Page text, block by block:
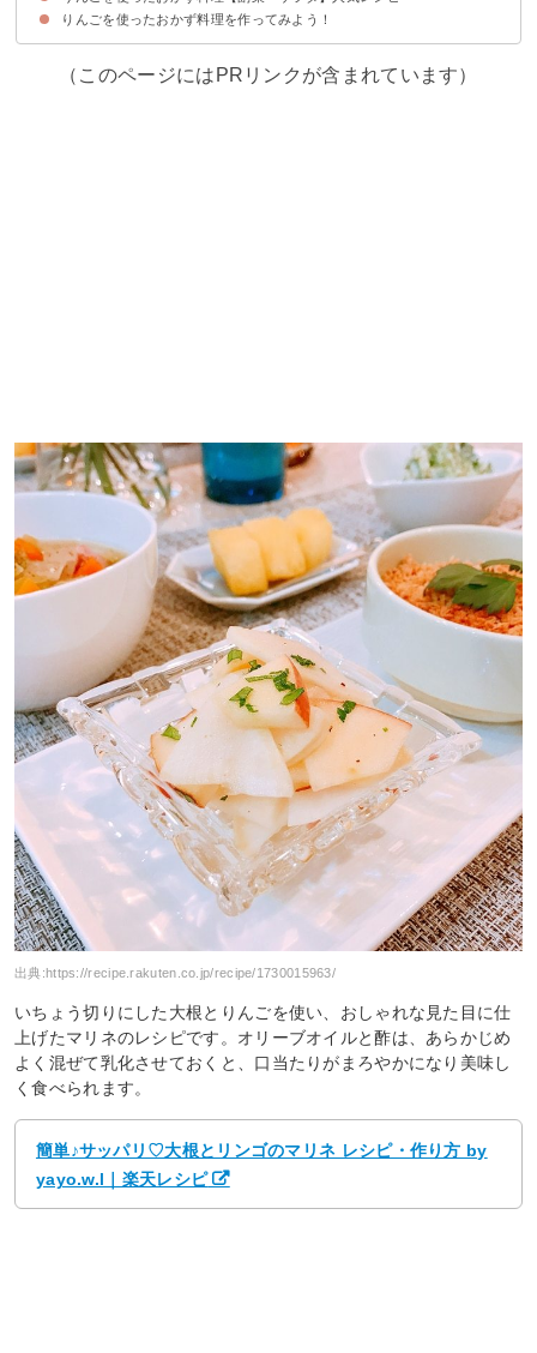
①りんごのサラダ
②りんごとキャベツのコールスロー
③りんごのポテトサラダ
④りんごとセロリのクリーミーサラダ
⑤りんごと人参の作り置きサラダ
⑥りんごと大根のマリネ
⑦りんごとさつまいものマッシュポテト
りんごを使ったおかず料理を作ってみよう！
（このページにはPRリンクが含まれています）
出典:https://recipe.rakuten.co.jp/recipe/1730015963/
いちょう切りにした大根とりんごを使い、おしゃれな見た目に仕
上げたマリネのレシピです。オリーブオイルと酢は、あらかじめ
よく混ぜて乳化させておくと、口当たりがまろやかになり美味し
く食べられます。
簡単♪サッパリ♡大根とリンゴのマリネ レシピ・作り方 by
yayo.w.l｜楽天レシピ